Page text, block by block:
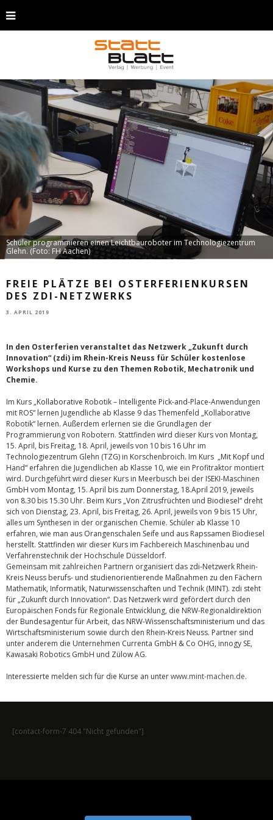
Schüler programmieren einen Leichtbauroboter im Technologiezentrum
Glehn. (Foto: FH Aachen)
FREIE PLÄTZE BEI OSTERFERIENKURSEN
DES ZDI-NETZWERKS
3. APRIL 2019
In den Osterferien veranstaltet das Netzwerk „Zukunft durch
Innovation“ (zdi) im Rhein-Kreis Neuss für Schüler kostenlose
Workshops und Kurse zu den Themen Robotik, Mechatronik und
Chemie.
Im Kurs „Kollaborative Robotik – Intelligente Pick-and-Place-Anwendungen
mit ROS“ lernen Jugendliche ab Klasse 9 das Themenfeld „Kollaborative
Robotik“ lernen. Außerdem erlernen sie die Grundlagen der
Programmierung von Robotern. Stattfinden wird dieser Kurs von Montag,
15. April, bis Freitag, 18. April, jeweils von 10 bis 16 Uhr im
Technologiezentrum Glehn (TZG) in Korschenbroich. Im Kurs „Mit Kopf und
Hand“ erfahren die Jugendlichen ab Klasse 10, wie ein Profitraktor montiert
wird. Durchgeführt wird dieser Kurs in Meerbusch bei der ISEKI-Maschinen
GmbH vom Montag, 15. April bis zum Donnerstag, 18.April 2019, jeweils
von 8.30 bis 15.30 Uhr. Beim Kurs „Von Zitrusfrüchten und Biodiesel“ dreht
sich von Dienstag, 23. April, bis Freitag, 26. April, jeweils von 9 bis 15 Uhr,
alles um Synthesen in der organischen Chemie. Schüler ab Klasse 10
erfahren, wie man aus Orangenschalen Seife und aus Rapssamen Biodiesel
herstellt. Stattfinden wir dieser Kurs im Fachbereich Maschinenbau und
Verfahrenstechnik der Hochschule Düsseldorf.
Gemeinsam mit zahlreichen Partnern organisiert das zdi-Netzwerk Rhein-
Kreis Neuss berufs- und studienorientierende Maßnahmen zu den Fächern
Mathematik, Informatik, Naturwissenschaften und Technik (MINT). zdi steht
für „Zukunft durch Innovation“. Das Netzwerk wird gefördert durch den
Europäischen Fonds für Regionale Entwicklung, die NRW-Regionaldirektion
der Bundesagentur für Arbeit, das NRW-Wissenschaftsministerium und das
Wirtschaftsministerium sowie durch den Rhein-Kreis Neuss. Partner sind
unter anderem die Unternehmen Currenta GmbH & Co OHG, innogy SE,
Kawasaki Robotics GmbH und Zülow AG.
Interessierte melden sich für die Kurse an unterwww.mint-machen.de.
[contact-form-7 404 "Nicht gefunden"]